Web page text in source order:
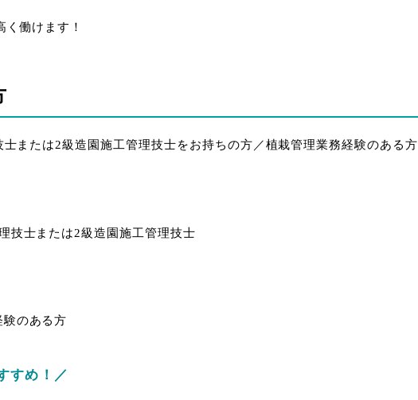
働けます！
士または2級造園施工管理技士をお持ちの方／植栽管理業務経験のある方
技士または2級造園施工管理技士
のある方
すめ！／